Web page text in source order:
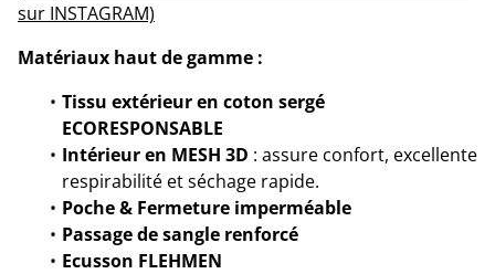
sur INSTAGRAM)
Matériaux haut de gamme :
Tissu extérieur en coton sergé
ECORESPONSABLE
Intérieur en MESH 3D : assure confort, excellente
respirabilité et séchage rapide.
Poche & Fermeture imperméable
Passage de sangle renforcé
Ecusson FLEHMEN